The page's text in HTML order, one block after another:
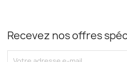
Recevez nos offres